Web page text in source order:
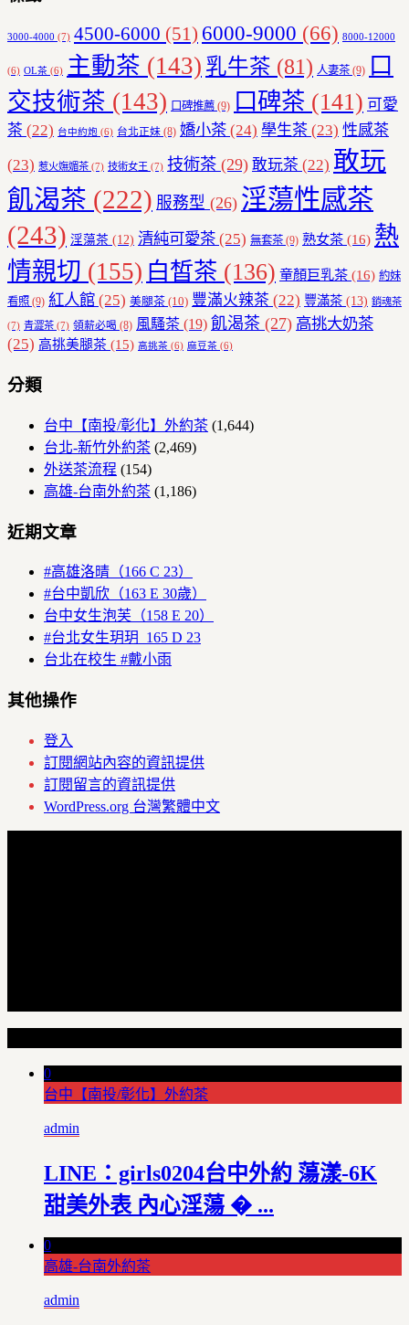
3000-4000 (7) 4500-6000 (51) 6000-9000 (66) 8000-12000
(6) OL茶 (6) 主動茶 (143) 乳牛茶 (81) 人妻茶 (9)
口
交技術茶 (143) 口碑推薦 (9) 口碑茶 (141) 可愛
茶 (22) 台中約炮 (6) 台北正妹 (8) 嬌小茶 (24) 學生茶 (23) 性感茶
(23) 惹火嫵媚茶 (7) 技術女王 (7) 技術茶 (29) 敢玩茶 (22) 敢玩
飢渴茶 (222) 服務型 (26) 淫蕩性感茶
(243) 淫蕩茶 (12) 清純可愛茶 (25) 無套茶 (9) 熟女茶 (16) 熱
情親切 (155) 白皙茶 (136) 童顏巨乳茶 (16) 約妹
看照 (9) 紅人館 (25) 美腿茶 (10) 豐滿火辣茶 (22) 豐滿茶 (13) 銷魂茶
(7) 青澀茶 (7) 領薪必喝 (8) 風騷茶 (19) 飢渴茶 (27) 高挑大奶茶
(25) 高挑美腿茶 (15) 高挑茶 (6) 麻豆茶 (6)
分類
台中【南投/彰化】外約茶 (1,644)
台北-新竹外約茶 (2,469)
外送茶流程 (154)
高雄-台南外約茶 (1,186)
近期文章
#高雄洛晴（166 C 23）
#台中凱欣（163 E 30歲）
台中女生泡芙（158 E 20）
#台北女生玥玥 165 D 23
台北在校生 #戴小雨
其他操作
登入
訂閱網站內容的資訊提供
訂閱留言的資訊提供
WordPress.org 台灣繁體中文
0
台中【南投/彰化】外約茶
admin
LINE：girls0204台中外約 蕩漾-6K
甜美外表 內心淫蕩 � ...
0
高雄-台南外約茶
admin